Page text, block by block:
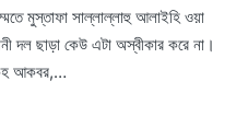
in
মুস্তাফা সাল্লাল্লাহু আলাইহি ওয়া
দল ছাড়া কেউ এটা অস্বীকার করে না।
আকবর,…